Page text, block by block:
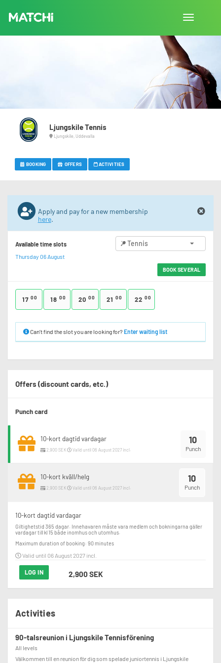
Toggle
Ljungskile Tennis
Ljungskile, Uddevalla
BOOKING OFFERS ACTIVITIES
Apply and pay for a new membership
here.
Available time slots
Thursday 06 August
Tennis
BOOK SEVERAL
17 00 18 00 20 00 21 00 22 00
Can’t find the slot you are looking for? Enter waiting list
Offers (discount cards, etc.)
Punch card
10
Punch
10-kort dagtid vardagar
2,900 SEK Valid until 06 August 2027 incl.
10
Punch
10-kort kväll/helg
2,900 SEK Valid until 06 August 2027 incl.
10-kort dagtid vardagar
Giltighetstid 365 dagar. Innehavaren måste vara medlem och bokningarna gäller
vardagar till kl 15 både inomhus och utomhus.
Maximum duration of booking: 90 minutes
Valid until 06 August 2027 incl.
LOG IN 2,900 SEK
Activities
90-talsreunion i Ljungskile Tennisförening
All levels
Välkommen till en reunion för dig som spelade juniortennis i Ljungskile